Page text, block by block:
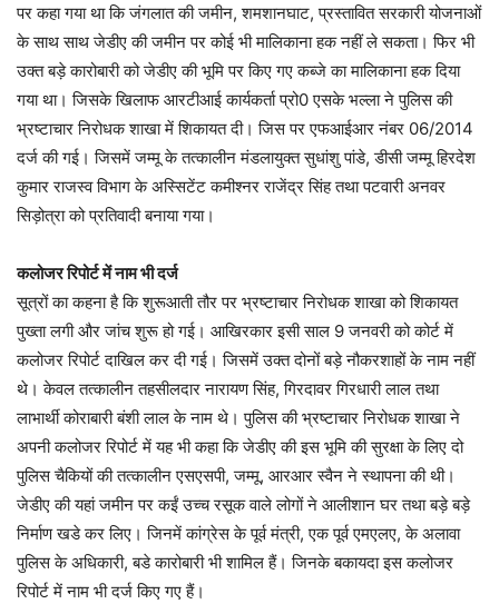
पर कहा गया था कि जंगलात की जमीन, शमशानघाट, प्रस्तावित सरकारी योजनाओं
के साथ साथ जेडीए की जमीन पर कोई भी मालिकाना हक नहीं ले सकता। फिर भी
उक्त बड़े कारोबारी को जेडीए की भूमि पर किए गए कब्जे का मालिकाना हक दिया
गया था। जिसके खिलाफ आरटीआई कार्यकर्ता प्रो0 एसके भल्ला ने पुलिस की
भ्रष्टाचार निरोधक शाखा में शिकायत दी। जिस पर एफआईआर नंबर 06/2014
दर्ज की गई। जिसमें जम्मू के तत्कालीन मंडलायुक्त सुधांशु पांडे, डीसी जम्मू हिरदेश
कुमार राजस्व विभाग के अस्सिटेंट कमीश्नर राजेंद्र सिंह तथा पटवारी अनवर
सिड़ोत्रा को प्रतिवादी बनाया गया।
कलोजर रिपोर्ट में नाम भी दर्ज
सूत्रों का कहना है कि शुरूआती तौर पर भ्रष्टाचार निरोधक शाखा को शिकायत
पुख्ता लगी और जांच शुरू हो गई। आखिरकार इसी साल 9 जनवरी को कोर्ट में
कलोजर रिपोर्ट दाखिल कर दी गई। जिसमें उक्त दोनों बड़े नौकरशाहों के नाम नहीं
थे। केवल तत्कालीन तहसीलदार नारायण सिंह, गिरदावर गिरधारी लाल तथा
लाभार्थी कोराबारी बंशी लाल के नाम थे। पुलिस की भ्रष्टाचार निरोधक शाखा ने
अपनी कलोजर रिपोर्ट में यह भी कहा कि जेडीए की इस भूमि की सुरक्षा के लिए दो
पुलिस चैकियों की तत्कालीन एसएसपी, जम्मू, आरआर स्वैन ने स्थापना की थी।
जेडीए की यहां जमीन पर कईं उच्च रसूक वाले लोगों ने आलीशान घर तथा बड़े बड़े
निर्माण खडे कर लिए। जिनमें कांग्रेस के पूर्व मंत्री, एक पूर्व एमएलए, के अलावा
पुलिस के अधिकारी, बडे कारोबारी भी शामिल हैं। जिनके बकायदा इस कलोजर
रिपोर्ट में नाम भी दर्ज किए गए हैं।